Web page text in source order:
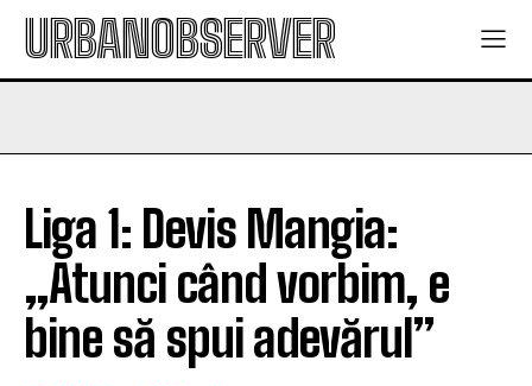
URBANOBSERVER
Liga 1: Devis Mangia:
„Atunci când vorbim, e
bine să spui adevărul”